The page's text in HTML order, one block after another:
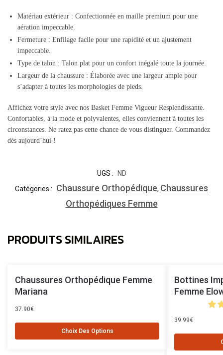
Matériau extérieur : Confectionnée en maille premium pour une
aération impeccable.
Fermeture : Enfilage facile pour une rapidité et un ajustement
impeccable.
Type de talon : Talon plat pour un confort inégalé toute la journée.
Largeur de la chaussure : Élaborée avec une largeur ample pour
s’adapter à toutes les morphologies de pieds.
Affichez votre style avec nos Basket Femme Vigueur Resplendissante.
Confortables, à la mode et polyvalentes, elles conviennent à toutes les
circonstances. Ne ratez pas cette chance de vous distinguer. Commandez
dès aujourd’hui !
UGS :
ND
Catégories :
Chaussure Orthopédique, Chaussures
Orthopédiques Femme
PRODUITS SIMILAIRES
Chaussures Orthopédique Femme
Mariana
37.90€
Choix Des Options
Bottines
Femme
39.99€